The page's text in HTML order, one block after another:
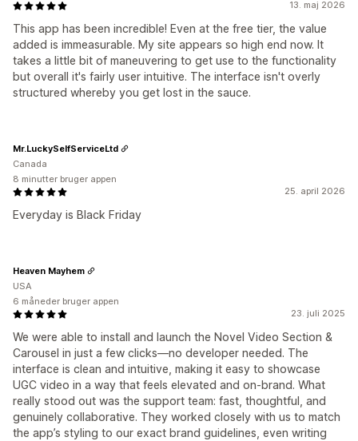
13. maj 2026
This app has been incredible! Even at the free tier, the value
added is immeasurable. My site appears so high end now. It
takes a little bit of maneuvering to get use to the functionality
but overall it's fairly user intuitive. The interface isn't overly
structured whereby you get lost in the sauce.
25. april 2026
Everyday is Black Friday
Mr.LuckySelfServiceLtd
Canada
8 minutter bruger appen
23. juli 2025
We were able to install and launch the Novel Video Section &
Carousel in just a few clicks—no developer needed. The
interface is clean and intuitive, making it easy to showcase
UGC video in a way that feels elevated and on-brand. What
really stood out was the support team: fast, thoughtful, and
genuinely collaborative. They worked closely with us to match
the app’s styling to our exact brand guidelines, even writing
Heaven Mayhem
USA
6 måneder bruger appen